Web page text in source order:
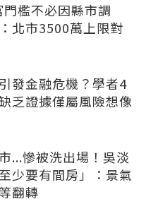
檻不必因縣市調
北市3500萬上限對
發金融危機？學者4
乏證據僅屬風險想像
...慘被洗出場！吳淡
少要有間房」：景氣
翻轉